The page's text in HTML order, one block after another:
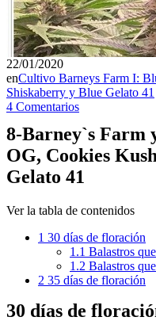
22/01/2020
enCultivo Barneys Farm I:
Shiskaberry y Blue Gelato 41
4 Comentarios
8-Barney`s Farm
OG, Cookies
Gelato 41
Ver la tabla de contenidos
1 30 días de floración
1.1 Balastros
1.2 Balastros
2 35 días de floración
30 días de